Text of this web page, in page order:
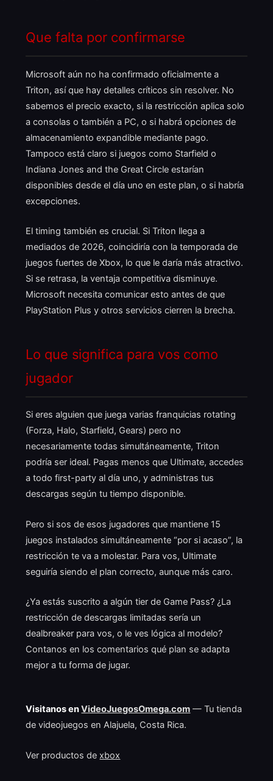
Que falta por confirmarse
Microsoft aún no ha confirmado oficialmente a
Triton, así que hay detalles críticos sin resolver. No
sabemos el precio exacto, si la restricción aplica solo
a consolas o también a PC, o si habrá opciones de
almacenamiento expandible mediante pago.
Tampoco está claro si juegos como Starfield o
Indiana Jones and the Great Circle estarían
disponibles desde el día uno en este plan, o si habría
excepciones.
El timing también es crucial. Si Triton llega a
mediados de 2026, coincidiría con la temporada de
juegos fuertes de Xbox, lo que le daría más atractivo.
Si se retrasa, la ventaja competitiva disminuye.
Microsoft necesita comunicar esto antes de que
PlayStation Plus y otros servicios cierren la brecha.
Lo que significa para vos como
jugador
Si eres alguien que juega varias franquicias rotating
(Forza, Halo, Starfield, Gears) pero no
necesariamente todas simultáneamente, Triton
podría ser ideal. Pagas menos que Ultimate, accedes
a todo first-party al día uno, y administras tus
descargas según tu tiempo disponible.
Pero si sos de esos jugadores que mantiene 15
juegos instalados simultáneamente “por si acaso”, la
restricción te va a molestar. Para vos, Ultimate
seguiría siendo el plan correcto, aunque más caro.
¿Ya estás suscrito a algún tier de Game Pass? ¿La
restricción de descargas limitadas sería un
dealbreaker para vos, o le ves lógica al modelo?
Contanos en los comentarios qué plan se adapta
mejor a tu forma de jugar.
Visitanos enVideoJuegosOmega.com — Tu tienda
de videojuegos en Alajuela, Costa Rica.
Ver productos dexbox